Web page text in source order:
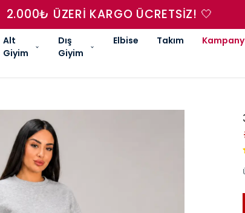
2.000₺ ÜZERI KARGO ÜCRETSIZ! 🤍
Alt
Giyim
Dış
Giyim
Elbise Takım